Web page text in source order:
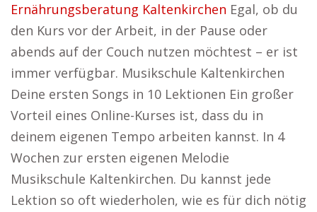
Ernährungsberatung Kaltenkirchen Egal, ob du
den Kurs vor der Arbeit, in der Pause oder
abends auf der Couch nutzen möchtest – er ist
immer verfügbar. Musikschule Kaltenkirchen
Deine ersten Songs in 10 Lektionen Ein großer
Vorteil eines Online-Kurses ist, dass du in
deinem eigenen Tempo arbeiten kannst. In 4
Wochen zur ersten eigenen Melodie
Musikschule Kaltenkirchen. Du kannst jede
Lektion so oft wiederholen, wie es für dich nötig